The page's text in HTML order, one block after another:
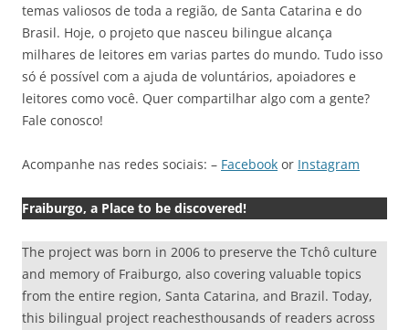
temas valiosos de toda a região, de Santa Catarina e do
Brasil. Hoje, o projeto que nasceu bilingue alcança
milhares de leitores em varias partes do mundo. Tudo isso
só é possível com a ajuda de voluntários, apoiadores e
leitores como você. Quer compartilhar algo com a gente?
Fale conosco!
Acompanhe nas redes sociais: – Facebook or Instagram
Fraiburgo, a Place to be discovered!
The project was born in 2006 to preserve the Tchô culture
and memory of Fraiburgo, also covering valuable topics
from the entire region, Santa Catarina, and Brazil. Today,
this bilingual project reachesthousands of readers across